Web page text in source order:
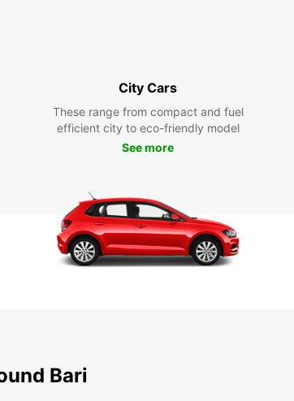
City Cars
These range from compact and fuel
efficient city to eco-friendly model
See more
Bari